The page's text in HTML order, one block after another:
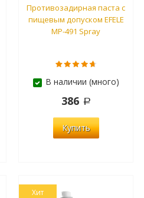
Противозадирная паста с
пищевым допуском EFELE
MP-491 Spray
В наличии (много)
386
Купить
Хит